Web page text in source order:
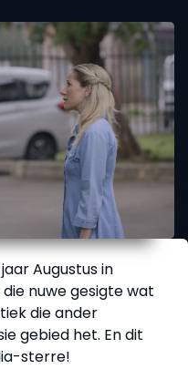
Augustus in
nuwe gesigte wat
die ander
gebied het. En dit
sterre!